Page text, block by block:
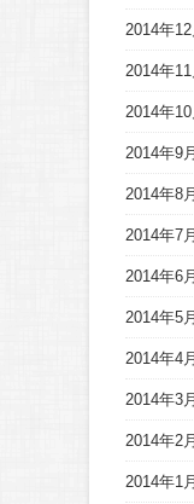
2014年12
2014年11
2014年10
2014年9月
2014年8月
2014年7月
2014年6月
2014年5月
2014年4月
2014年3月
2014年2月
2014年1月